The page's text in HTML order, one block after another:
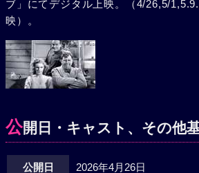
ブ」にてデジタル上映。（4/26,5/
映）。
公開日・キャスト、その他
公開日 2026年4月26日